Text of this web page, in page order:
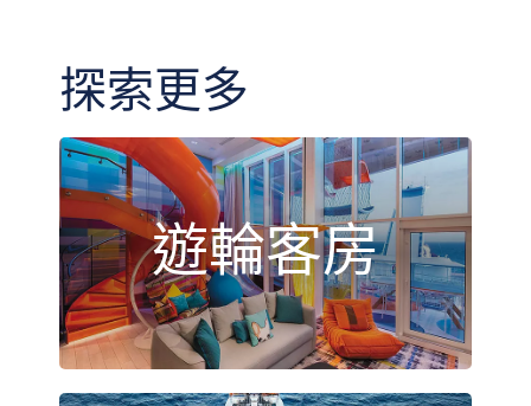
探索更多
遊輪客房